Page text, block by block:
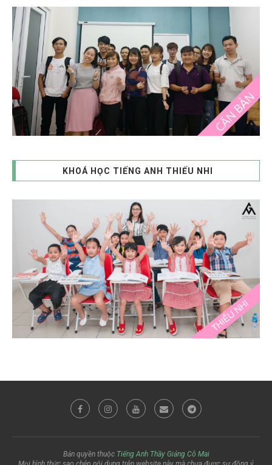
KHOÁ HỌC TIẾNG ANH THIẾU NHI
Bản quyền thuộc Tiếng Anh Thầy Giảng Cô Mai